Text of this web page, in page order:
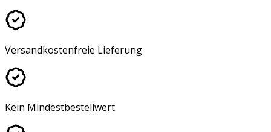
Versandkostenfreie Lieferung
Kein Mindestbestellwert